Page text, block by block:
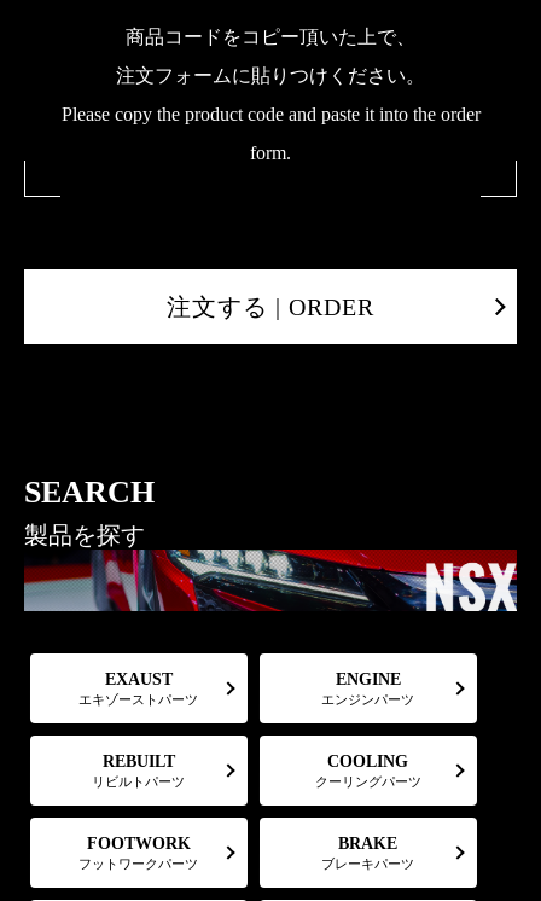
商品コードをコピー頂いた上で、
注文フォームに貼りつけください。
Please copy the product code and paste it into the order
form.
注文する | ORDER
SEARCH
製品を探す
EXAUST
エキゾーストパーツ
ENGINE
エンジンパーツ
REBUILT
リビルトパーツ
COOLING
クーリングパーツ
FOOTWORK
フットワークパーツ
BRAKE
ブレーキパーツ